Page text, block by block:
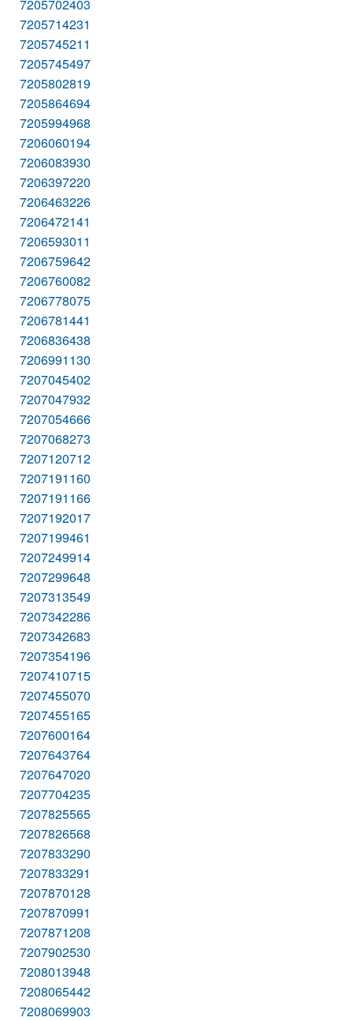
7205702403
7205714231
7205745211
7205745497
7205802819
7205864694
7205994968
7206060194
7206083930
7206397220
7206463226
7206472141
7206593011
7206759642
7206760082
7206778075
7206781441
7206836438
7206991130
7207045402
7207047932
7207054666
7207068273
7207120712
7207191160
7207191166
7207192017
7207199461
7207249914
7207299648
7207313549
7207342286
7207342683
7207354196
7207410715
7207455070
7207455165
7207600164
7207643764
7207647020
7207704235
7207825565
7207826568
7207833290
7207833291
7207870128
7207870991
7207871208
7207902530
7208013948
7208065442
7208069903